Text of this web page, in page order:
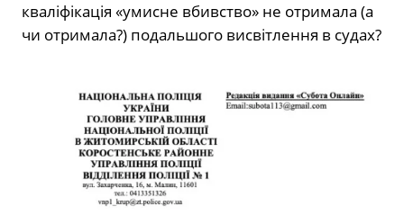
кваліфікація «умисне вбивство» не отримала (а
чи отримала?) подальшого висвітлення в судах?